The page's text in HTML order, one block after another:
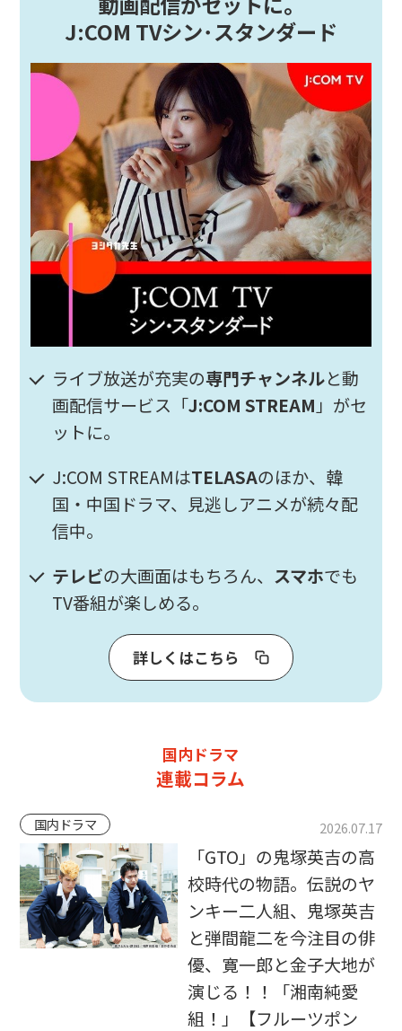
J:COM TVシン･スタンダード
ライブ放送が充実の専門チャンネルと動
画配信サービス「J:COM STREAM 」がセ
ットに。
J:COM STREAMはTELASAのほか、韓
国・中国ドラマ、見逃しアニメが続々配
信中。
テレビの大画面はもちろん、 スマホでも
TV番組が楽しめる。
詳しくはこちら
国内ドラマ
連載コラム
国内ドラマ 2026.07.17
「GTO」の鬼塚英吉の高
校時代の物語。伝説のヤ
ンキー二人組、鬼塚英吉
と弾間龍二を今注目の俳
優、寛一郎と金子大地が
演じる！！「湘南純愛
組！」【フルーツポン